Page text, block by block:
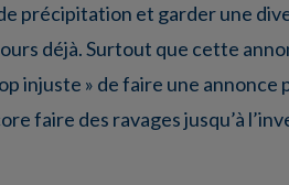
précipitation et garder une
déjà. Surtout que cette
injuste » de faire une annonce
faire des ravages jusqu’à